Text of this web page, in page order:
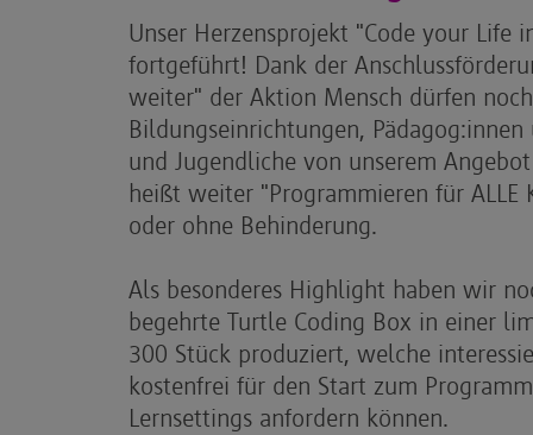
Unser Herzensprojekt "Code your Life
fortgeführt! Dank der
weiter" der Aktion Mensch dürfen
Bildungseinrichtungen,
und Jugendliche von unserem
heißt weiter "Programmieren für ALLE
oder ohne Behinderung.
Als besonderes Highlight haben wir
begehrte Turtle Coding Box in einer
300 Stück produziert, welche
kostenfrei für den Start zum
Lernsettings anfordern können.